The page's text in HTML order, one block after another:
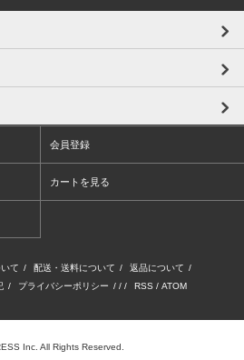
会員登録
カートを見る
て / 配送・送料について / 返品について /
/ プライバシーポリシー / / / RSS / ATOM
Inc. All Rights Reserved.